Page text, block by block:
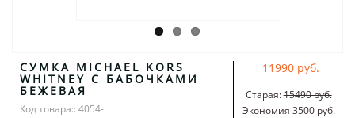
СУМКА MICHAEL KORS
WHITNEY С БАБОЧКАМИ
БЕЖЕВАЯ
Код товара:: 4054-
11990 руб.
Старая:15490 руб.
Экономия 3500 руб.